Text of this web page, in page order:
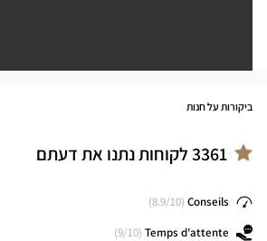
ביקורות על חנות
3361לקוחות נתנו את דעתם
Conseils
(
8.9/10)
Temps d'attente
(
9/10)